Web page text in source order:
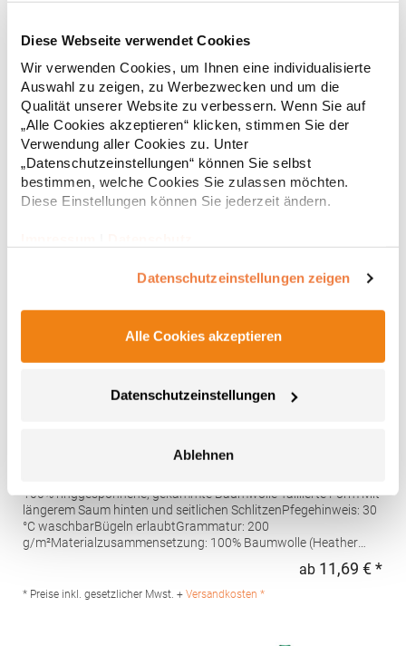
Diese Webseite verwendet Cookies
Wir verwenden Cookies, um Ihnen eine individualisierte
Auswahl zu zeigen, zu Werbezwecken und um die
Qualität unserer Website zu verbessern. Wenn Sie auf
„Alle Cookies akzeptieren“ klicken, stimmen Sie der
Verwendung aller Cookies zu. Unter
„Datenschutzeinstellungen“ können Sie selbst
bestimmen, welche Cookies Sie zulassen möchten.
Diese Einstellungen können Sie jederzeit ändern.
Datenschutzeinstellungen zeigen
Alle Cookies akzeptieren
Datenschutzeinstellungen
Ablehnen
Tailliertes Kurzarm-Poloshirt für Damen aus zertifizierter Bio-
Baumwolle Kragen und Ärmelbündchen aus 1x1-Rippe
Knopfleiste mit zwei Knöpfen Verstärkte Nahtabdeckung am
Kragen Seitenschlitze am Saum Herausreißbares
LabelPfegehinweis: 40 °C waschbarBügeln erlaubtGrammatur:
210 g/m²Materialzusammensetzung: 100% Baumwolle (Heather
Grey: 85% Baumwolle / 15% Viskose)Angaben zur
Spanien E-Mail: info@gorfactory.es
ab12,55 € *
* Preise inkl. gesetzlicher Mwst. +Versandkosten *
AQ020 Asquith & Fox Damen klassisches Polo
100% ringgesponnene, gekämmte Baumwolle Taillierte Form Mit
längerem Saum hinten und seitlichen SchlitzenPfegehinweis: 30
°C waschbarBügeln erlaubtGrammatur: 200
g/m²Materialzusammensetzung: 100% Baumwolle (Heather
Naas Road Bus. Park Naas Road Dublin D12 ER80 ROI Irland E-
ab 11,69 € *
* Preise inkl. gesetzlicher Mwst. + Versandkosten *